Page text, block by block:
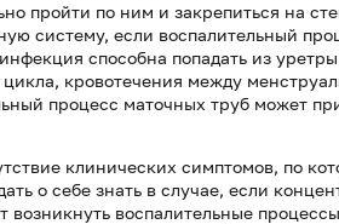
пройти по ним и закрепиться на
систему, если воспалительный
способна попадать из
кровотечения между
процесс маточных труб может
клинических симптомов, по
о себе знать в случае, если
воспалительные